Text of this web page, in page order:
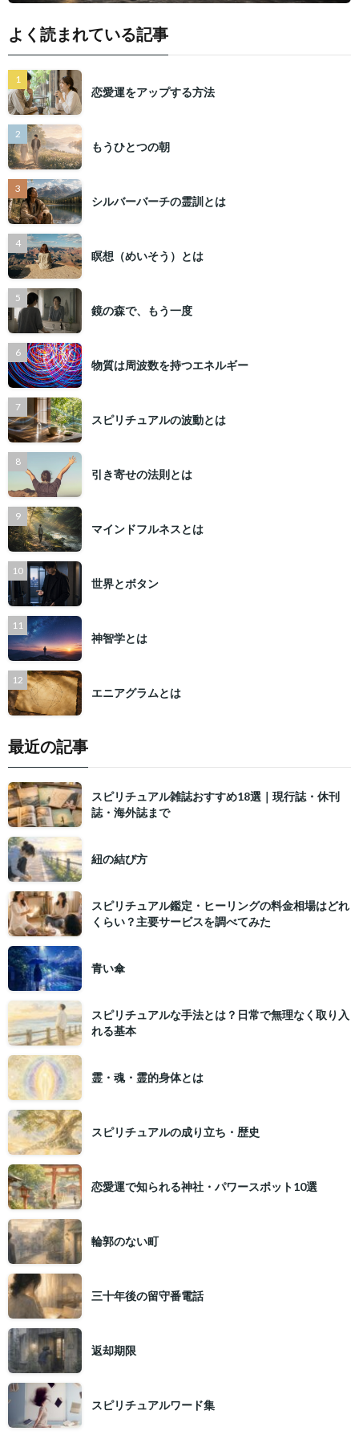
よく読まれている記事
恋愛運をアップする方法
もうひとつの朝
シルバーバーチの霊訓とは
瞑想（めいそう）とは
鏡の森で、もう一度
物質は周波数を持つエネルギー
スピリチュアルの波動とは
引き寄せの法則とは
マインドフルネスとは
世界とボタン
神智学とは
エニアグラムとは
最近の記事
スピリチュアル雑誌おすすめ18選｜現行誌・休刊
誌・海外誌まで
紐の結び方
スピリチュアル鑑定・ヒーリングの料金相場はどれ
くらい？主要サービスを調べてみた
青い傘
スピリチュアルな手法とは？日常で無理なく取り入
れる基本
霊・魂・霊的身体とは
スピリチュアルの成り立ち・歴史
恋愛運で知られる神社・パワースポット10選
輪郭のない町
三十年後の留守番電話
返却期限
スピリチュアルワード集